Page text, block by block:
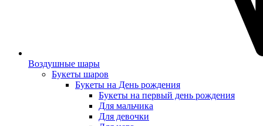
Воздушные шары
Букеты шаров
Букеты на День рождения
Букеты на первый день рождения
Для мальчика
Для девочки